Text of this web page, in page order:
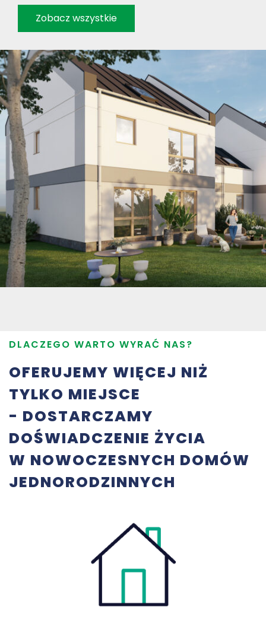
Zobacz wszystkie
DLACZEGO WARTO WYRAĆ NAS?
OFERUJEMY WIĘCEJ NIŻ
TYLKO MIEJSCE
- DOSTARCZAMY
DOŚWIADCZENIE ŻYCIA
W NOWOCZESNYCH DOMÓW
JEDNORODZINNYCH